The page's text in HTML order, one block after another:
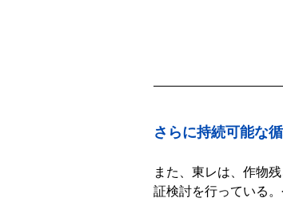
さらに持続可能な
また、東レは、作物
証検討を行っている